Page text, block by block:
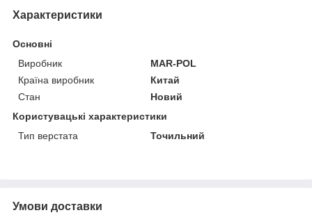
Характеристики
Основні
Виробник
MAR-POL
Країна виробник
Китай
Стан
Новий
Користувацькі характеристики
Тип верстата
Точильний
Умови доставки